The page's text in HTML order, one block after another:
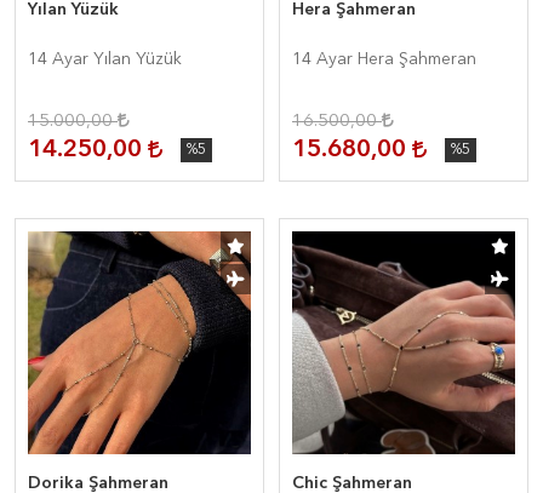
Yılan Yüzük
14 Ayar Yılan Yüzük
15.000,00
14.250,00 %5
Hera Şahmeran
14 Ayar Hera Şahmeran
16.500,00
15.680,00 %5
Dorika Şahmeran Chic Şahmeran